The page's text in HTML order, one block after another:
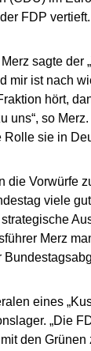
FDP
sagte der
mir ist nach
hört,
uns“, so
sie in
die Vorwürfe
viele
Merz
eines
„Die
den Grünen